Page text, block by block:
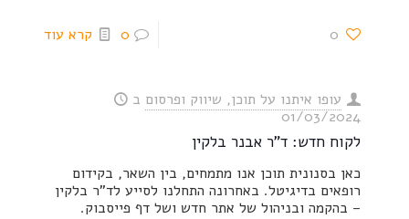
0
0 קרא עוד
עופו איתנו על תוכן, שיווק ופרסום ב
01/03/2024
לקוח חדש: ד"ר אבנר בלקין
כאן בסנונית תוכן אנו מתמחים, בין השאר, בקידום
רופאים בדיגיטל. באחרונה התחלנו לסייע לד"ר בלקין
– בהקמה ובניהול של אתר חדש ושל דף פייסבוק.